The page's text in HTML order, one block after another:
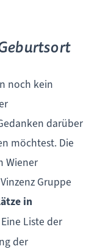
noch kein
darüber
möchtest. Die
Wiener
Gruppe
in
Liste der
der